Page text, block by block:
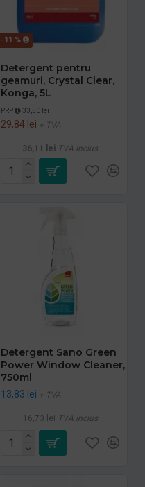
-11 %
Detergent pentru
geamuri, Crystal Clear,
Konga, 5L
PRP 33,50 lei
29,84 lei + TVA
36,11 lei TVA inclus
Detergent Sano Green
Power Window Cleaner,
750ml
13,83 lei + TVA
16,73 lei TVA inclus